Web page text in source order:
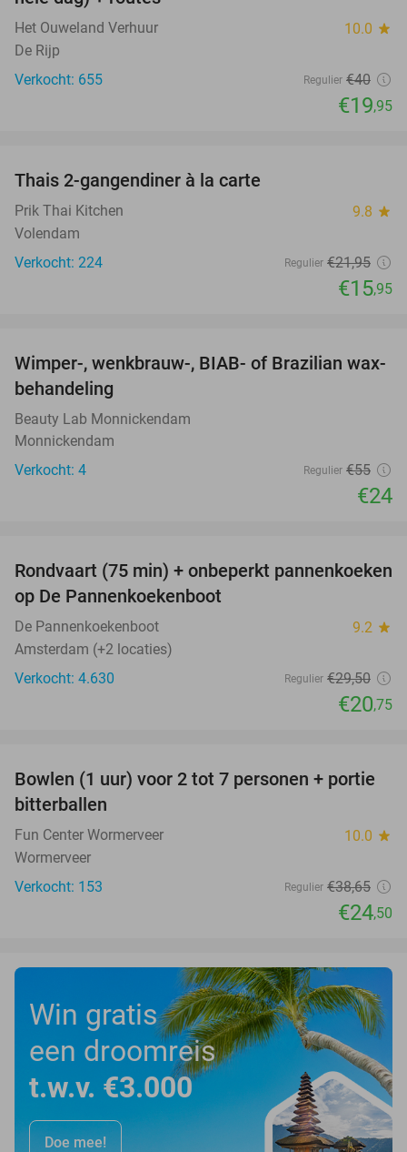
Het Ouweland Verhuur 10.0 star
De Rijp
Verkocht: 655
Regulier €40
€19,95
Thais 2-gangendiner à la carte
Prik Thai Kitchen 9.8 star
Volendam
Verkocht: 224
Regulier €21,95
€15,95
56%
Wimper-, wenkbrauw-, BIAB- of Brazilian wax-
behandeling
Beauty Lab Monnickendam
Monnickendam
Verkocht: 4
Regulier €55
€24
30%
Rondvaart (75 min) + onbeperkt pannenkoeken
op De Pannenkoekenboot
De Pannenkoekenboot 9.2 star
Amsterdam (+2 locaties)
Verkocht: 4.630
Regulier €29,50
€20,75
37%
Bowlen (1 uur) voor 2 tot 7 personen + portie
bitterballen
Fun Center Wormerveer 10.0 star
Wormerveer
Verkocht: 153
Regulier €38,65
€24,50
Win gratis
een droomreis
t.w.v. €3.000
Doe mee!